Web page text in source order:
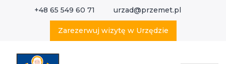
+48 65 549 60 71 urzad@przemet.pl
Zarezerwuj wizytę w Urzędzie
Wyszukaj w serwisie